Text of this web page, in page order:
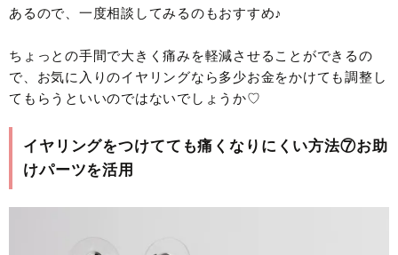
あるので、一度相談してみるのもおすすめ♪
ちょっとの手間で大きく痛みを軽減させることができるの
で、お気に入りのイヤリングなら多少お金をかけても調整し
てもらうといいのではないでしょうか♡
イヤリングをつけてても痛くなりにくい方法⑦お助
けパーツを活用